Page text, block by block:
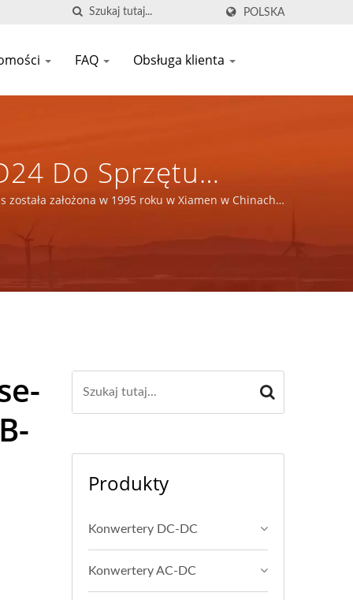
POLSKA
FAQ Obsługa klienta
Do Sprzętu
Lata Producent
SCIENTIFIC
założona w 1995 roku w Xiamen w Chinach.
Produkty
Konwertery DC-DC
Konwertery AC-DC